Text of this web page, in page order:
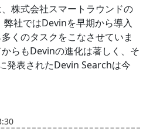
株式会社スマートラウンドの
社ではDevinを早期から導入
くのタスクをこなさせていま
らもDevinの進化は著しく、そ
発表されたDevin Searchは今